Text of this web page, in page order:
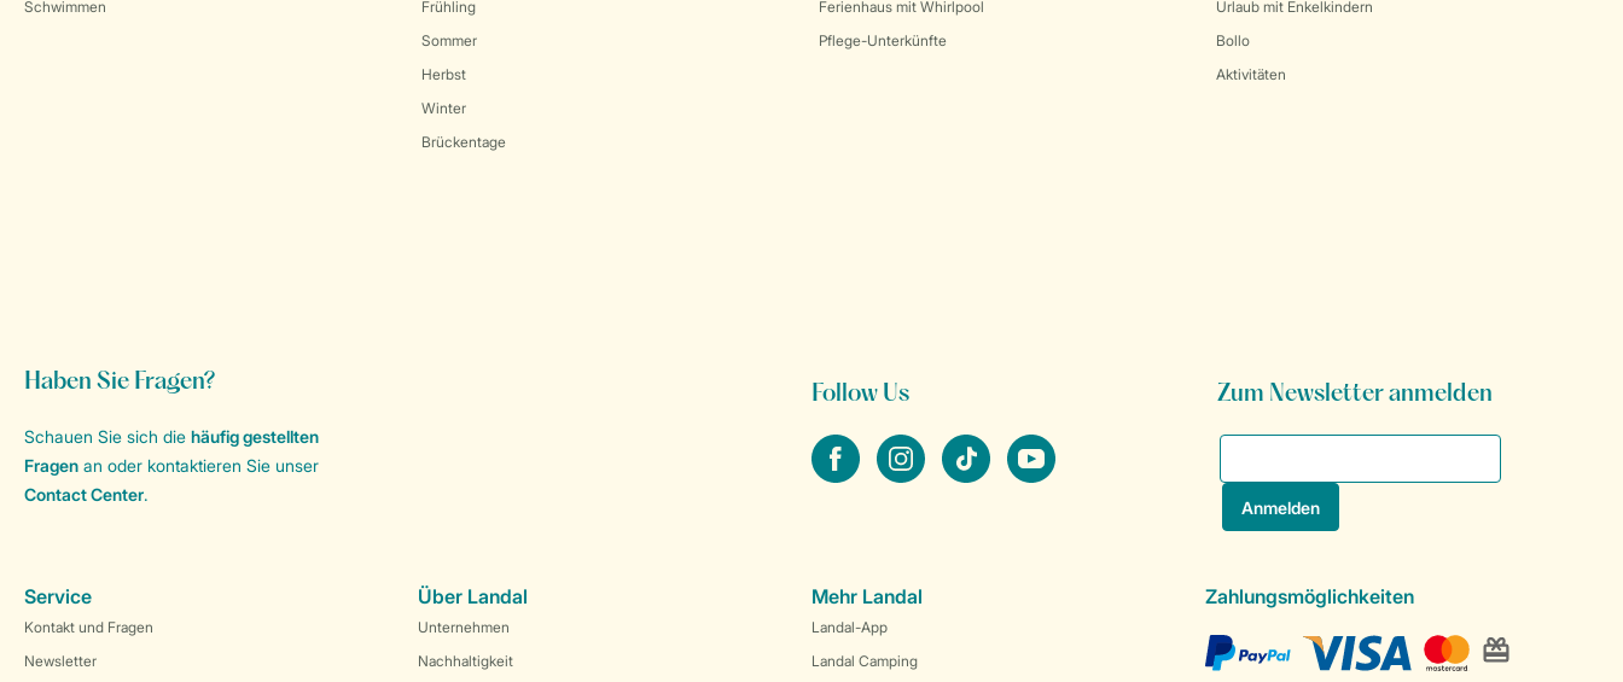
Schwimmen
Frühling
Sommer
Herbst
Winter
Brückentage
Ferienhaus mit Whirlpool
Pflege-Unterkünfte
Urlaub mit Enkelkindern
Bollo
Aktivitäten
Haben Sie Fragen?
Schauen Sie sich die häufig gestellten
Fragen an oder kontaktieren Sie unser
Contact Center.
Follow Us
facebookinstagramtiktok youtube
Zum Newsletter anmelden
Service
Kontakt und Fragen
Newsletter
Über Landal
Unternehmen
Nachhaltigkeit
Mehr Landal
Landal-App
Landal Camping
Zahlungsmöglichkeiten